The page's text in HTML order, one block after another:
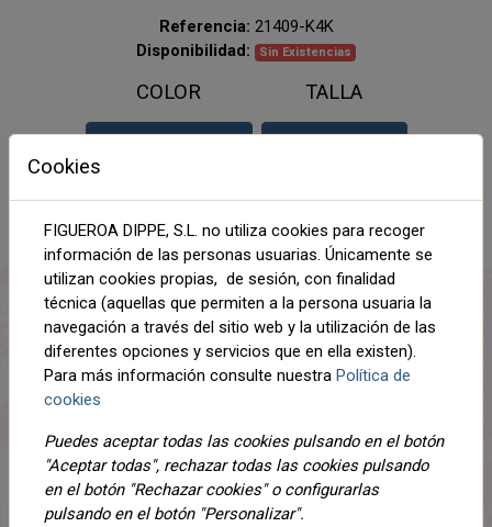
Referencia: 21409-K4K
Disponibilidad:
Sin Existencias
COLOR TALLA
Compartir
DESCRIPCIÓN
ADJUNTOS
OPINIONES
Cookies
FIGUEROA DIPPE, S.L. no utiliza cookies para recoger
información de las personas usuarias. Únicamente se
utilizan cookies propias, de sesión, con finalidad
técnica (aquellas que permiten a la persona usuaria la
navegación a través del sitio web y la utilización de las
diferentes opciones y servicios que en ella existen).
Para más información consulte nuestra Política de
cookies
Puedes aceptar todas las cookies pulsando en el botón
"Aceptar todas", rechazar todas las cookies pulsando
en el botón "Rechazar cookies" o configurarlas
pulsando en el botón "Personalizar".